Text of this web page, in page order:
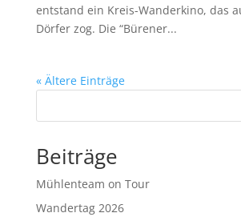
entstand ein Kreis-Wanderkino, das
Dörfer zog. Die “Bürener...
« Ältere Einträge
Beiträge
Mühlenteam on Tour
Wandertag 2026